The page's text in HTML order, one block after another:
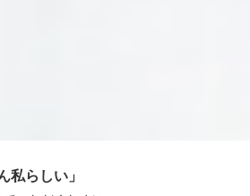
私らしい」